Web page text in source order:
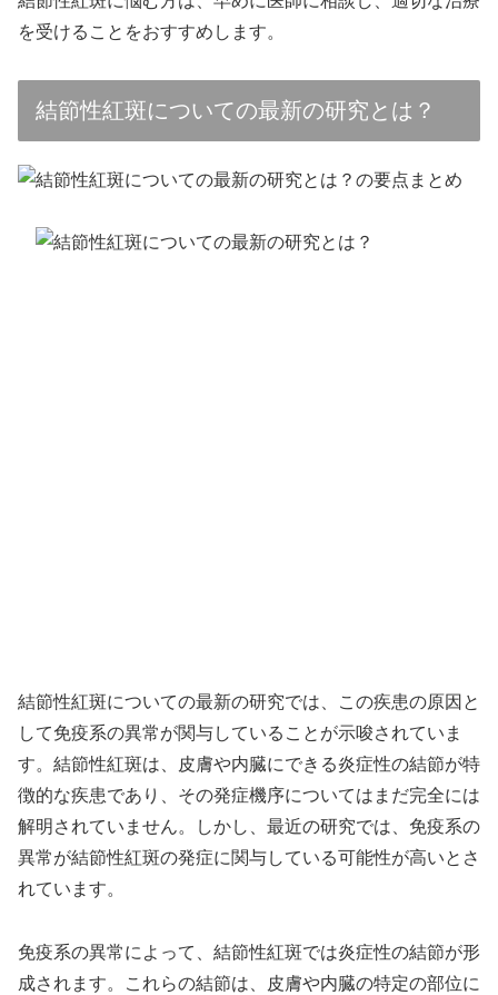
を受けることをおすすめします。
結節性紅斑についての最新の研究とは？
結節性紅斑についての最新の研究では、この疾患の原因と
して免疫系の異常が関与していることが示唆されていま
す。結節性紅斑は、皮膚や内臓にできる炎症性の結節が特
徴的な疾患であり、その発症機序についてはまだ完全には
解明されていません。しかし、最近の研究では、免疫系の
異常が結節性紅斑の発症に関与している可能性が高いとさ
れています。
免疫系の異常によって、結節性紅斑では炎症性の結節が形
成されます。これらの結節は、皮膚や内臓の特定の部位に